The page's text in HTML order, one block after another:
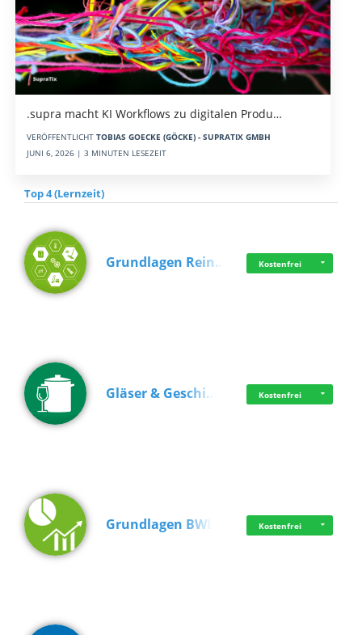
.supra macht KI Workflows zu digitalen Produ…
VERÖFFENTLICHT TOBIAS GOECKE (GÖCKE) - SUPRATIX GMBH
JUNI 6, 2026 | 3 MINUTEN LESEZEIT
Top 4 (Lernzeit)
Grundlagen Rein… Kostenfrei
Gläser & Geschi… Kostenfrei
Grundlagen BWL Kostenfrei